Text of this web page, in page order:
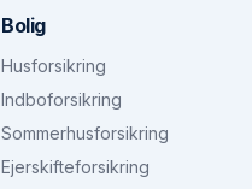
Bolig
Husforsikring
Indboforsikring
Sommerhusforsikring
Ejerskifteforsikring